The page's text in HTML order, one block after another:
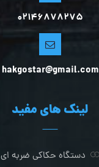
02146878275
hakgostar@gmail.com
لینک های مفید
دستگاه حکاکی ضربه ای